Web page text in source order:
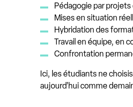
Pédagogie par projets
Mises en situation
Hybridation des
Travail en équipe, en
Confrontation
Ici, les étudiants ne
aujourd’hui comme